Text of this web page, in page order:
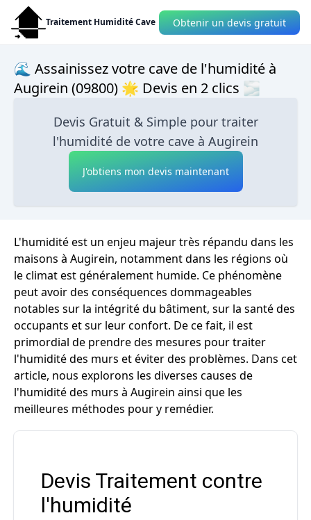
Traitement Humidité Cave Obtenir un devis gratuit
🌊 Assainissez votre cave de l'humidité à
Augirein (09800) 🌟 Devis en 2 clics 🌫
Devis Gratuit & Simple pour traiter
l'humidité de votre cave à Augirein
J'obtiens mon devis maintenant
L'humidité est un enjeu majeur très répandu dans les
maisons à Augirein, notamment dans les régions où
le climat est généralement humide. Ce phénomène
peut avoir des conséquences dommageables
notables sur la intégrité du bâtiment, sur la santé des
occupants et sur leur confort. De ce fait, il est
primordial de prendre des mesures pour traiter
l'humidité des murs et éviter des problèmes. Dans cet
article, nous explorons les diverses causes de
l'humidité des murs à Augirein ainsi que les
meilleures méthodes pour y remédier.
Devis Traitement contre
l'humidité